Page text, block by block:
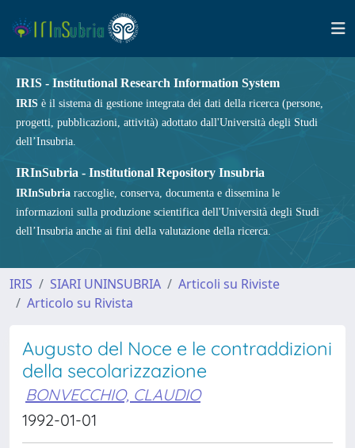
IRIS - Institutional Research Information System
IRIS è il sistema di gestione integrata dei dati della ricerca (persone,
progetti, pubblicazioni, attività) adottato dall'Università degli Studi
dell’Insubria.
IRInSubria - Institutional Repository Insubria
IRInSubria raccoglie, conserva, documenta e dissemina le
informazioni sulla produzione scientifica dell'Università degli Studi
dell’Insubria anche ai fini della valutazione della ricerca.
IRIS SIARI UNINSUBRIA
Articoli su Riviste
Articolo su Rivista
Augusto del Noce e le contraddizioni
della secolarizzazione
BONVECCHIO, CLAUDIO
1992-01-01